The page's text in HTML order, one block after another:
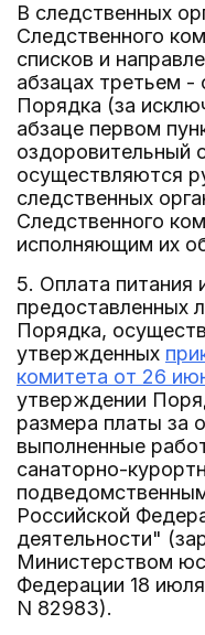
В следственных
Следственного
списков и
абзацах третьем -
Порядка (за
абзаце первом
оздоровительный
осуществляются
следственных
Следственного
исполняющим их
5. Оплата питания
предоставленных
Порядка,
утвержденных
комитета от 26
утверждении
размера платы за
выполненные
санаторно-
Российской
деятельности"
Министерством
Федерации 18
N 82983).